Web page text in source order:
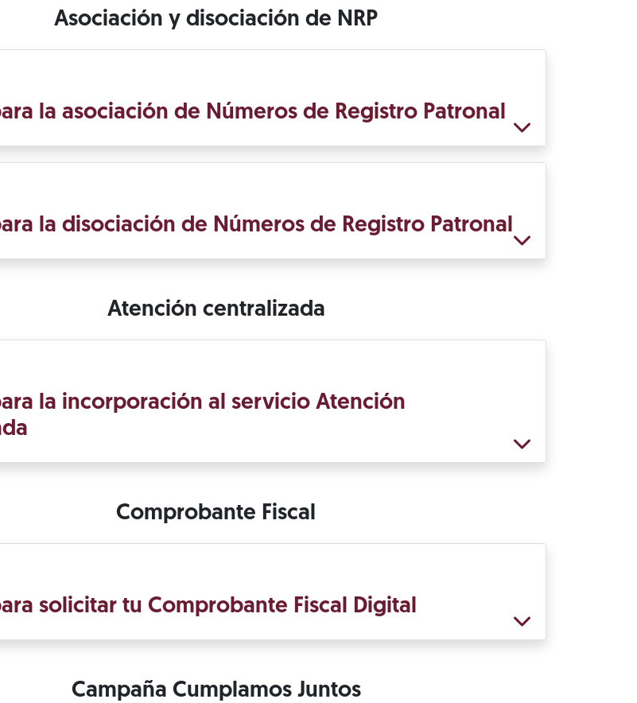
Asociación y disociación de NRP
la asociación de Números de Registro Patronal
la disociación de Números de Registro Patronal
Atención centralizada
la incorporación al servicio Atención
Comprobante Fiscal
solicitar tu Comprobante Fiscal Digital
Campaña Cumplamos Juntos